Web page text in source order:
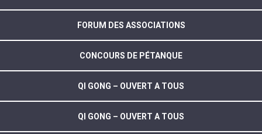
FORUM DES ASSOCIATIONS
CONCOURS DE PÉTANQUE
QI GONG – OUVERT A TOUS
QI GONG – OUVERT A TOUS